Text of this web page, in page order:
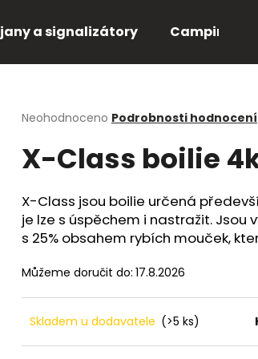
a signalizátory Camping
Průměrné
produktu
je
z
5
hvězdiček.
Neohodnoceno Podrobnosti hodnocení
X-Class boilie
X-Class jsou boilie určená
je lze s úspěchem i nastražit. Jsou
s 25% obsahem rybích mouček,
Můžeme doručit do: 17.8.2026
Skladem u dodavatele (>5 ks)
HLEDAT